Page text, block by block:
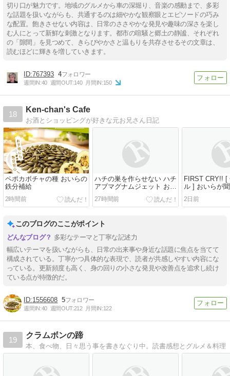
切り口が魅力です。地域のグルメから車の深堀り、音楽の感動まで、多彩
な話題を扱いながらも、共通するのは細やかな観察眼とエピソードの巧み
な配置。飽きさせない内容は、日常のささやかな発見や趣味の深さを楽し
む人にとって新鮮な刺激となります。都市の喧騒と郷土の静謐、それぞれ
の「隙間」を見つめて、きらびやかさと温もりを共存させるその文章は、
読むほどに輝きを増していきます。
767393 4
週間IN:40 週間OUT:140 月間IN:150
18
Ken-chan's Cafe
お酒とショッピングが好きな元お兄さん日記
ペポカボチャの種 おいらの
鉄分補給
2時間前
ハチの巣を作らせない ハチ
アブマグナムジェット おい
らのお使い
27時間前
FIRST CRY!! [
ル ] おいらが
2日前
このブログのここがポイント
多彩なテーマと丁寧な記述力
幅広いテーマを扱いながらも、日常の出来事や身近な話題に焦点を当てて
構成されている。丁寧かつ具体的な表現で、読者が共感しやすい内容にな
っている。更新頻度も高く、身の回りの小さな発見や改善点を追求し続け
ている点が特徴的だ。
1556608 5
週間IN:40 週間OUT:212 月間IN:122
19
クラムボンの蹄
本、食べ物、日々思う事を書きなぐり中。読書感想とグルメ＆料理